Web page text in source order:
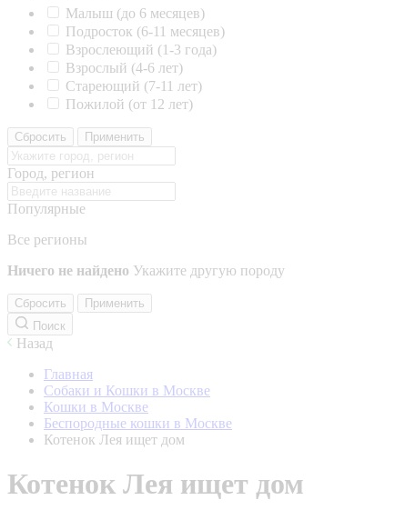
Малыш (до 6 месяцев)
Подросток (6-11 месяцев)
Взрослеющий (1-3 года)
Взрослый (4-6 лет)
Стареющий (7-11 лет)
Пожилой (от 12 лет)
Сбросить Применить
Город, регион
Популярные
Все регионы
Ничего не найдено Укажите другую породу
Сбросить
Применить
Поиск
Назад
Главная
Собаки и Кошки в Москве
Кошки в Москве
Беспородные кошки в Москве
Котенок Лея ищет дом
Котенок Лея ищет дом